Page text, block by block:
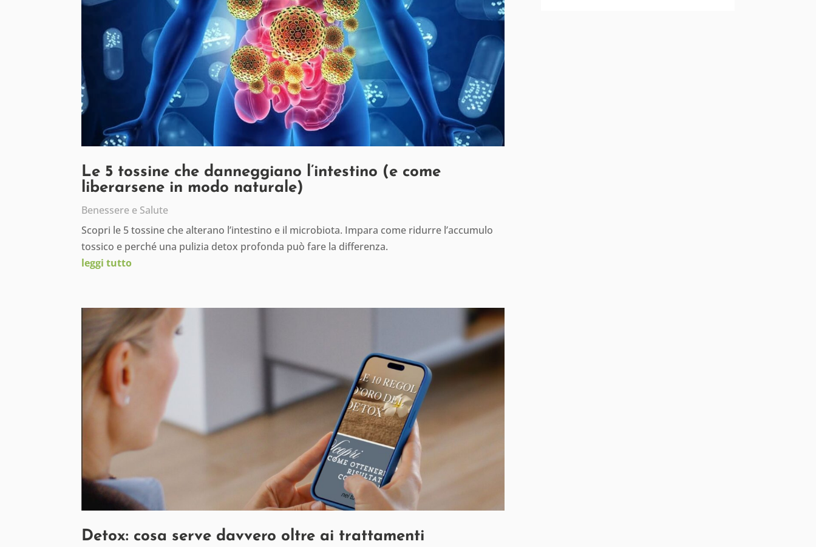
Le 5 tossine che danneggiano l’intestino (e come
liberarsene in modo naturale)
Benessere e Salute
Scopri le 5 tossine che alterano l’intestino e il microbiota. Impara come ridurre l’accumulo
tossico e perché una pulizia detox profonda può fare la differenza.
leggi tutto
Detox: cosa serve davvero oltre ai trattamenti